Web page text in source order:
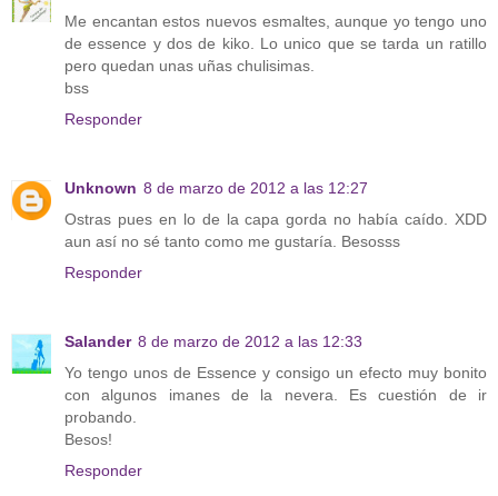
Me encantan estos nuevos esmaltes, aunque yo tengo uno
de essence y dos de kiko. Lo unico que se tarda un ratillo
pero quedan unas uñas chulisimas.
bss
Responder
Unknown 8 de marzo de 2012 a las 12:27
Ostras pues en lo de la capa gorda no había caído. XDD
aun así no sé tanto como me gustaría. Besosss
Responder
Salander 8 de marzo de 2012 a las 12:33
Yo tengo unos de Essence y consigo un efecto muy bonito
con algunos imanes de la nevera. Es cuestión de ir
probando.
Besos!
Responder